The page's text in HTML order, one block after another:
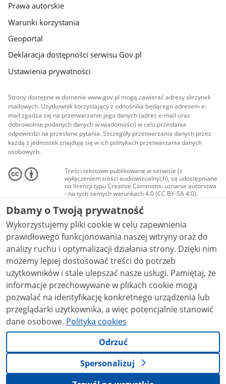
Prawa autorskie
Warunki korzystania
Geoportal
Deklaracja dostępności serwisu Gov.pl
Ustawienia prywatności
Strony dostępne w domenie www.gov.pl mogą zawierać adresy skrzynek
mailowych. Użytkownik korzystający z odnośnika będącego adresem e-
mail zgadza się na przetwarzanie jego danych (adres e-mail oraz
dobrowolnie podanych danych w wiadomości) w celu przesłania
odpowiedzi na przesłane pytania. Szczegóły przetwarzania danych przez
każdą z jednostek znajdują się w ich politykach przetwarzania danych
osobowych.
Treści tekstowe publikowane w serwisie (z
wyłączeniem treści audiowizualnych), są udostępniane
na licencji typu Creative Commons: uznanie autorstwa
- na tych samych warunkach 4.0 (CC BY-SA 4.0).
Materiały audiowizualne, w tym zdjęcia, materiały
audio i wideo, są udostępniane na licencji typu
Creative Commons: uznanie autorstwa użycie
niekomercyjne - bez utworów zależnych 4.0 (CC BY-
NC-ND 4.0), o ile nie jest to stwierdzone inaczej.
Dbamy o Twoją prywatność
Wykorzystujemy pliki cookie w celu zapewnienia
prawidłowego funkcjonowania naszej witryny oraz do
analizy ruchu i optymalizacji działania strony. Dzięki nim
możemy lepiej dostosować treści do potrzeb
użytkowników i stale ulepszać nasze usługi. Pamiętaj, że
informacje przechowywane w plikach cookie mogą
pozwalać na identyfikację konkretnego urządzenia lub
przeglądarki użytkownika, a więc potencjalnie stanowić
dane osobowe. Polityka cookies
Odrzuć
Spersonalizuj